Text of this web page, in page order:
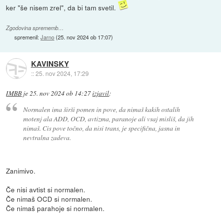
ker "še nisem zrel", da bi tam svetil.
Zgodovina sprememb…
spremenil:Jarno(25. nov 2024 ob 17:07)
KAVINSKY
::25. nov 2024, 17:29
IMBB je25. nov 2024 ob 14:27izjavil:
Normalen ima širši pomen in pove, da nimaš kakih ostalih
motenj ala ADD, OCD, avtizma, paranoje ali vsaj misliš, da jih
nimaš. Cis pove točno, da nisi trans, je specifična, jasna in
nevtralna zadeva.
Zanimivo.
Če nisi avtist si normalen.
Če nimaš OCD si normalen.
Če nimaš parahoje si normalen.